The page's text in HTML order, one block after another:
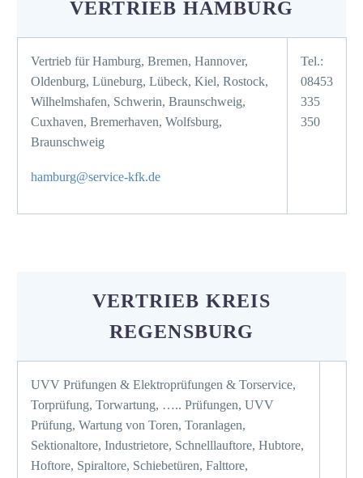
VERTRIEB HAMBURG
Vertrieb für Hamburg, Bremen, Hannover,
Oldenburg, Lüneburg, Lübeck, Kiel, Rostock,
Wilhelmshafen, Schwerin, Braunschweig,
Cuxhaven, Bremerhaven, Wolfsburg,
Braunschweig
hamburg@service-kfk.de
Tel.:
08453
335
350
VERTRIEB KREIS
REGENSBURG
UVV Prüfungen & Elektroprüfungen & Torservice,
Torprüfung, Torwartung, ….. Prüfungen, UVV
Prüfung, Wartung von Toren, Toranlagen,
Sektionaltore, Industrietore, Schnelllauftore, Hubtore,
Hoftore, Spiraltore, Schiebetüren, Falttore,